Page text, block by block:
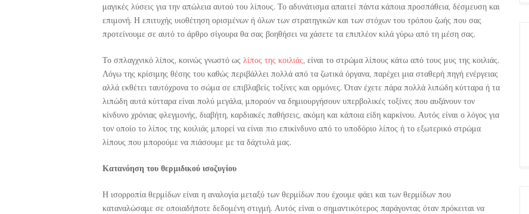
μαγικές λύσεις για την απώλεια αυτού του λίπους. Το αδυνάτισμα απαιτεί πάντα κάποια προσπάθεια, δέσμευση και
επιμονή. Η επιτυχής υιοθέτηση ορισμένων ή όλων των στρατηγικών και των στόχων του τρόπου ζωής που σας
προτείνουμε σε αυτό το άρθρο σίγουρα θα σας βοηθήσει να χάσετε τα επιπλέον κιλά γύρω από τη μέση σας.
Το σπλαγχνικό λίπος, κοινώς γνωστό ως λίπος της κοιλιάς, είναι το στρώμα λίπους κάτω από τους μυς της κοιλιάς.
Λόγω της κρίσιμης θέσης του καθώς περιβάλλει πολλά από τα ζωτικά όργανα, παρέχει μια σταθερή πηγή ενέργειας
αλλά εκθέτει ταυτόχρονα το σώμα σε επιβλαβείς τοξίνες και ορμόνες. Όταν έχετε πάρα πολλά λιπώδη κύτταρα ή τα
λιπώδη αυτά κύτταρα είναι πολύ μεγάλα, μπορούν να δημιουργήσουν υπερβολικές τοξίνες που αυξάνουν τον
κίνδυνο χρόνιας φλεγμονής, διαβήτη, καρδιακές παθήσεις, ακόμη και κάποια είδη καρκίνου. Αυτός είναι ο λόγος για
τον οποίο το λίπος της κοιλιάς μπορεί να είναι πιο επικίνδυνο από το υποδόριο λίπος ή το εξωτερικό στρώμα
λίπους που μπορούμε να πιάσουμε με τα δάχτυλά μας.
Κατανόηση του θερμιδικού ισοζυγίου
Η ισορροπία θερμίδων είναι η αναλογία μεταξύ των θερμίδων που έχουμε φάει και των θερμίδων που
καταναλώσαμε σε οποιαδήποτε δεδομένη στιγμή. Αυτός είναι ο σημαντικότερος παράγοντας όταν πρόκειται να